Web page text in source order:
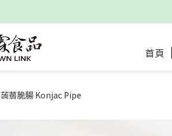
首頁
蒟蒻脆腸 Konjac Pipe